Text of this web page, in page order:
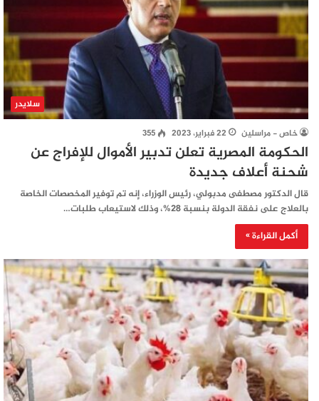
سلايدر
خاص - مراسلين 22 فبراير، 2023 355
الحكومة المصرية تعلن تدبير الأموال للإفراج عن
شحنة أعلاف جديدة
قال الدكتور مصطفى مدبولي، رئيس الوزراء، إنه تم توفير المخصصات الخاصة
بالعلاج على نفقة الدولة بنسبة 28%، وذلك لاستيعاب طلبات…
أكمل القراءة »